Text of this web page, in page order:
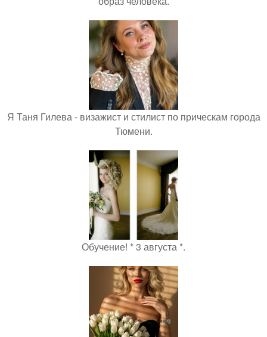
Я Таня Гилева - визажист и стилист по прическам города
Тюмени.
Обучение! * 3 августа *.